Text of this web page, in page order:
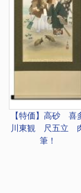
【特価】高砂 喜
川東観 尺五立
筆！